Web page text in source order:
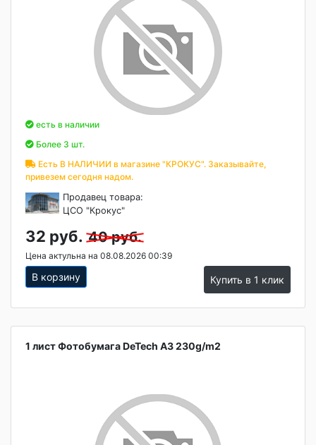
есть в наличии
Более 3 шт.
Есть В НАЛИЧИИ в магазине "КРОКУС". Заказывайте,
привезем сегодня надом.
Продавец товара:
ЦСО "Крокус"
32 руб. 40 руб.
Цена актульна на 08.08.2026 00:39
В корзину Купить в 1 клик
1 лист Фотобумага DeTech A3 230g/m2